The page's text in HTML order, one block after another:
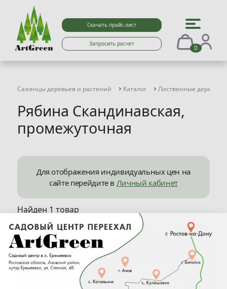
Скачать прайс-лист
Запросить расчет 0
Саженцы деревьев и растений Каталог Лиственные деревья
Рябина Скандинавская,
промежуточная
Для отображения индивидуальных цен на
сайте перейдите в Личный кабинет
Найден 1 товар